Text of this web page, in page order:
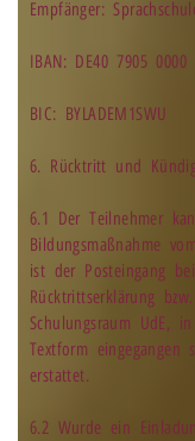
Empfänger:
IBAN: DE40 7905
BIC: BYLADEM1SWU
6. Rücktritt und
6.1 Der Teilnehmer
Bildungsmaßnahme
ist der Posteingang
Rücktrittserklärung
Schulungsraum UdE,
Textform eingegangen
erstattet.
6.2 Wurde ein